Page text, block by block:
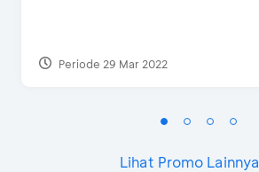
Periode 29 Mar 2022
Lihat Promo Lainnya